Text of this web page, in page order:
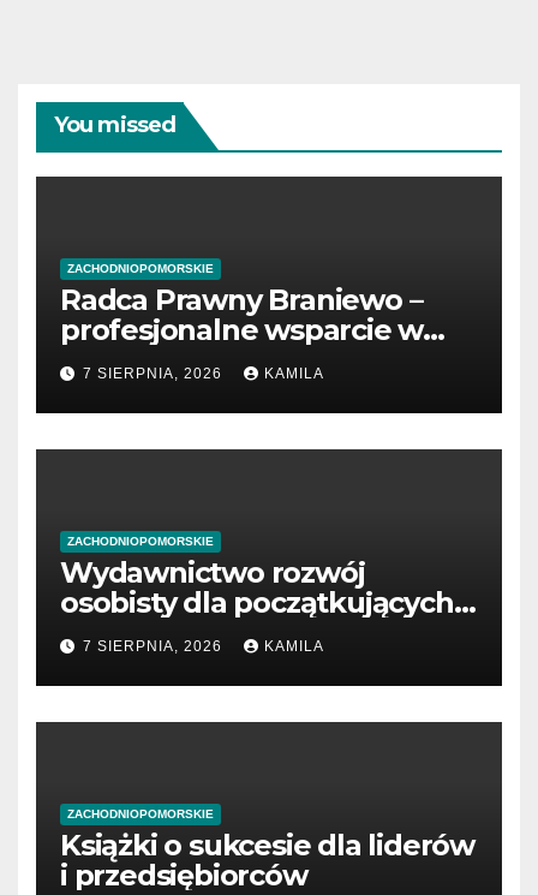
You missed
ZACHODNIOPOMORSKIE
Radca Prawny Braniewo –
profesjonalne wsparcie w
sprawach prawnych
7 SIERPNIA, 2026 KAMILA
ZACHODNIOPOMORSKIE
Wydawnictwo rozwój
osobisty dla początkujących
przedsiębiorców
7 SIERPNIA, 2026 KAMILA
ZACHODNIOPOMORSKIE
Książki o sukcesie dla liderów
i przedsiębiorców